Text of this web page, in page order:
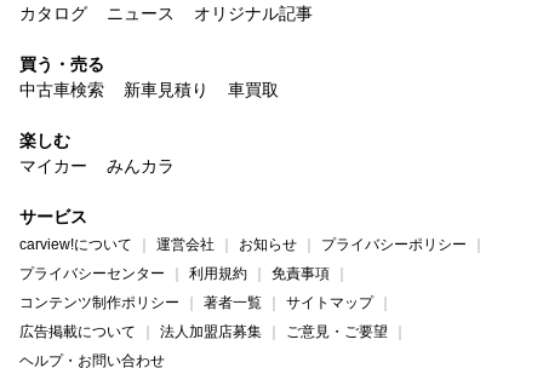
カタログ
ニュース オリジナル記事
買う・売る
中古車検索
新車見積り 車買取
楽しむ
マイカー
みんカラ
サービス
carview!について 運営会社 お知らせ
プライバシーポリシー
プライバシーセンター
利用規約
免責事項
コンテンツ制作ポリシー
著者一覧
サイトマップ
広告掲載について
法人加盟店募集
ご意見・ご要望
ヘルプ・お問い合わせ